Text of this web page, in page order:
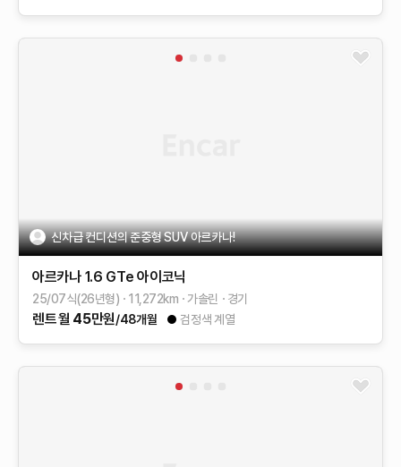
신차급 컨디션의 준중형 SUV 아르카나!
아르카나 1.6 GTe 아이코닉
25/07식(26년형) 11,272km 가솔린 경기
렌트월 45만원/48개월 검정색 계열